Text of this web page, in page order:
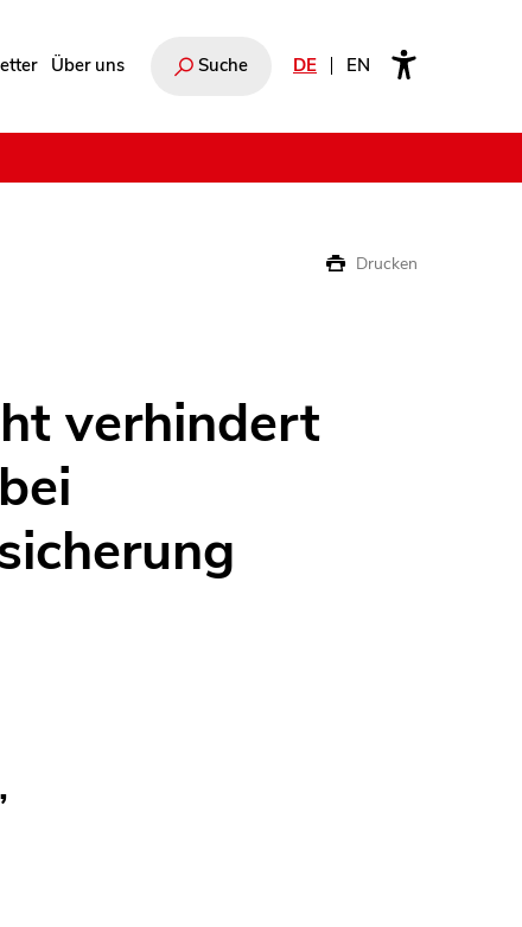
Über uns Suche DE EN
Drucken
verhindert